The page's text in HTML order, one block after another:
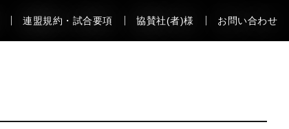
連盟規約・試合要項 協賛社(者)様 お問い合わせ